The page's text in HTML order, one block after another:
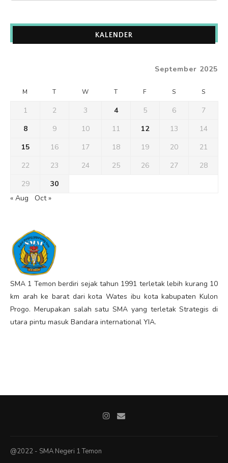
KALENDER
September 2025
M T W T F S S
1 2 3 4 5 6
7
8
9 10 11 12 13
14
15
16 17 18 19 20
21
22
23 24 25 26 27
28
29
30
« Aug
Oct »
SMA 1 Temon berdiri sejak tahun 1991 terletak lebih kurang 10
km arah ke barat dari kota Wates ibu kota kabupaten Kulon
Progo. Merupakan salah satu SMA yang terletak Strategis di
utara pintu masuk Bandara international YIA.
@2022 - SMA Negeri 1 Temon